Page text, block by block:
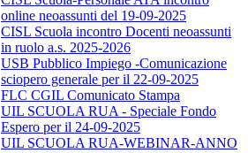
online neoassunti del 19-09-2025
CISL Scuola incontro Docenti neoassunti
in ruolo a.s. 2025-2026
USB Pubblico Impiego -Comunicazione
sciopero generale per il 22-09-2025
FLC CGIL Comunicato Stampa
UIL SCUOLA RUA - Speciale Fondo
Espero per il 24-09-2025
UIL SCUOLA RUA-WEBINAR-ANNO